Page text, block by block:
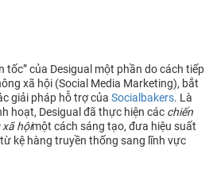
tốc” của Desigual một phần do cách tiếp
xã hội (Social Media Marketing), bắt
giải pháp hỗ trợ của Socialbakers. Là
hoạt, Desigual đã thực hiện các chiến
hộimột cách sáng tạo, đưa hiệu suất
kệ hàng truyền thống sang lĩnh vực